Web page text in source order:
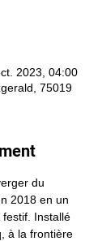
2023, 04:00
75019
du
2018 en un
Installé
à la frontière